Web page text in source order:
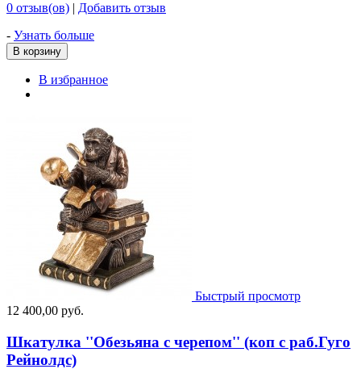
0 отзыв(ов) | Добавить отзыв
- Узнать больше
В корзину
В избранное
Быстрый просмотр
12 400,00 руб.
Шкатулка ''Обезьяна с черепом'' (коп с раб.Гуго
Рейнолдс)